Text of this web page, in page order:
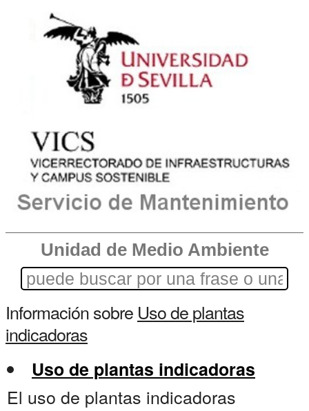
Unidad de Medio Ambiente
Información sobre Uso de plantas
indicadoras
Uso de plantas indicadoras
El uso de plantas indicadoras